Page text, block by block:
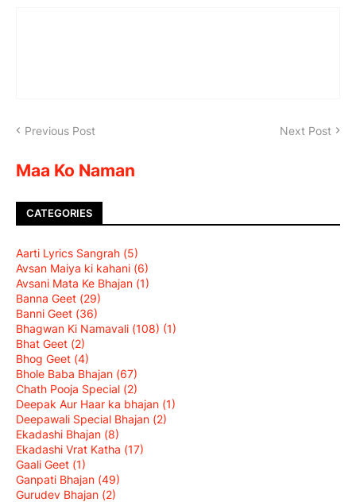
Previous Post Next Post
Maa Ko Naman
CATEGORIES
Aarti Lyrics Sangrah (5)
Avsan Maiya ki kahani (6)
Avsani Mata Ke Bhajan (1)
Banna Geet (29)
Banni Geet (36)
Bhagwan Ki Namavali (108) (1)
Bhat Geet (2)
Bhog Geet (4)
Bhole Baba Bhajan (67)
Chath Pooja Special (2)
Deepak Aur Haar ka bhajan (1)
Deepawali Special Bhajan (2)
Ekadashi Bhajan (8)
Ekadashi Vrat Katha (17)
Gaali Geet (1)
Ganpati Bhajan (49)
Gurudev Bhajan (2)